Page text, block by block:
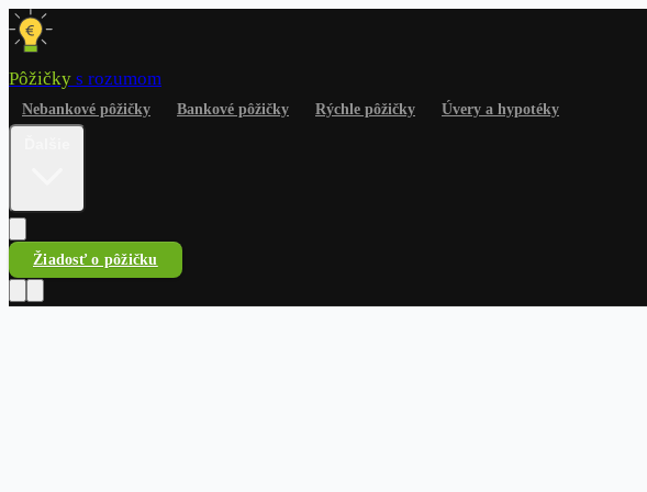
Pôžičky s rozumom
Nebankové pôžičky Bankové pôžičky Rýchle pôžičky Úvery a hypotéky
Žiadosť o pôžičku